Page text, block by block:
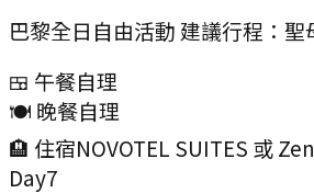
巴黎全日自由活動 建議行程：
🍱 午餐自理
🍽️ 晚餐自理
🏨 住宿NOVOTEL SUITES 或
Day7